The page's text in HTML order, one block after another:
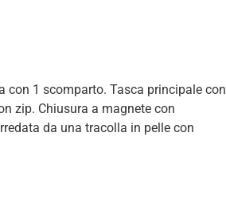
con 1 scomparto. Tasca principale con
zip. Chiusura a magnete con
da una tracolla in pelle con